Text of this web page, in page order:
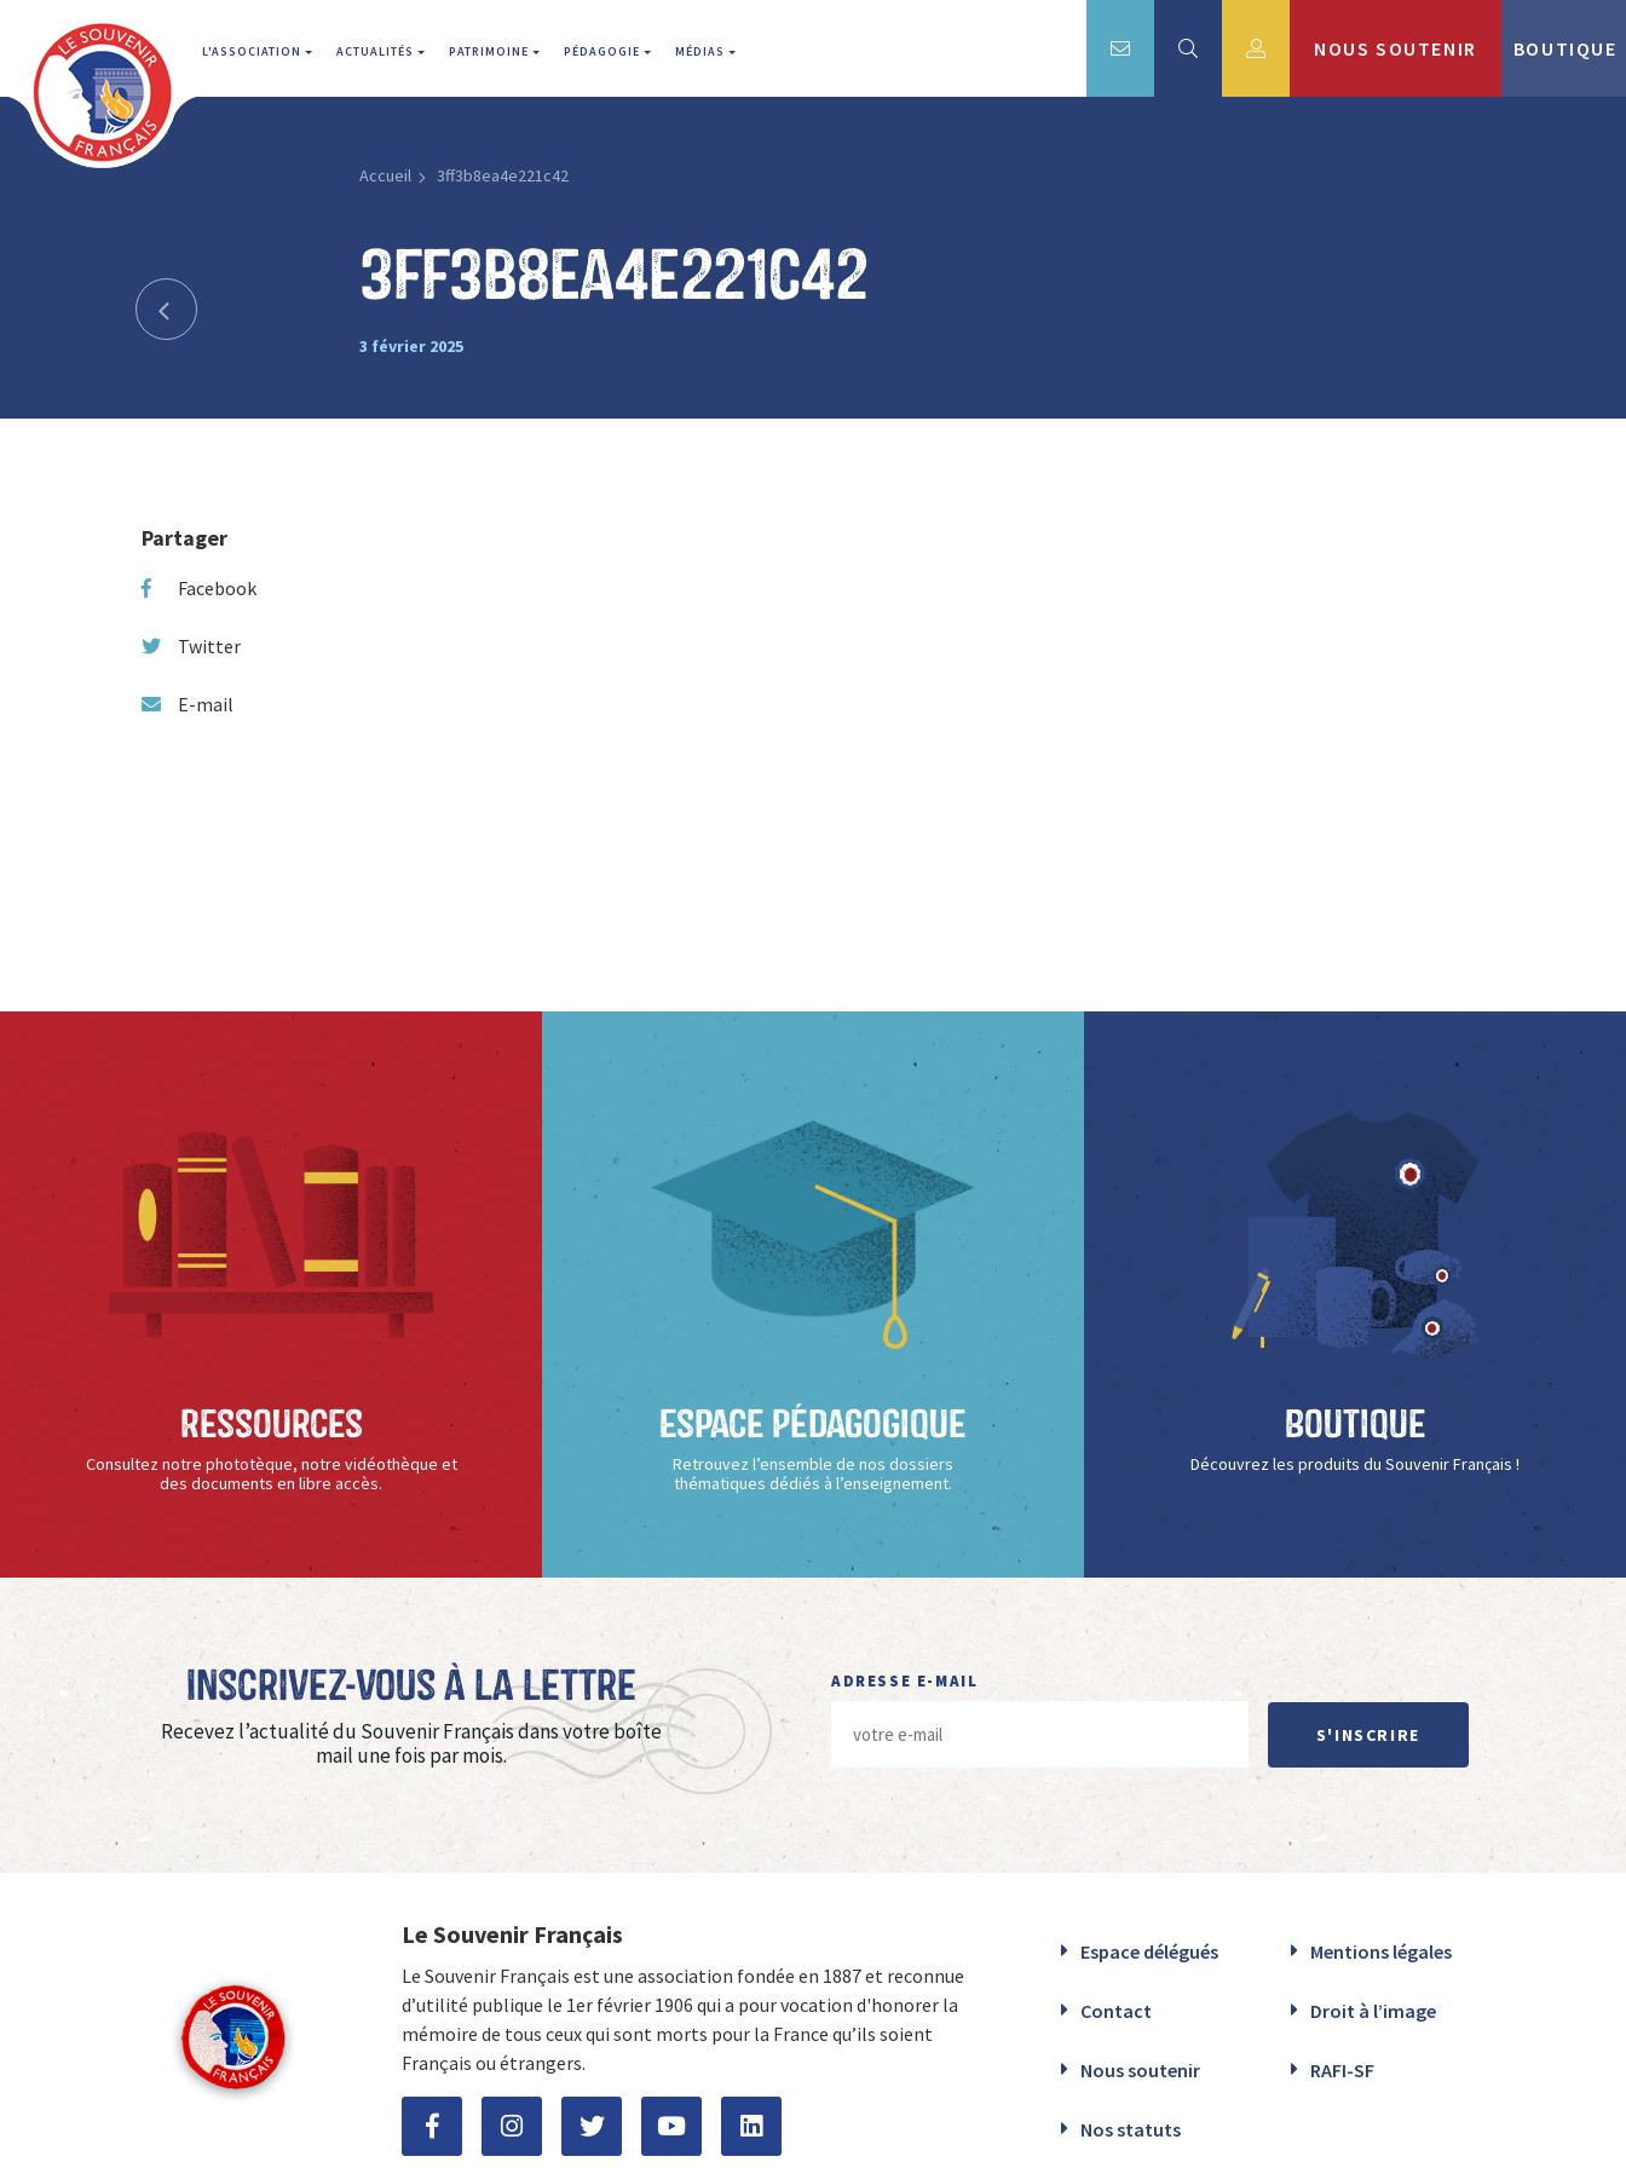
L'ASSOCIATION ACTUALITÉS PATRIMOINE PÉDAGOGIE MÉDIAS NOUS SOUTENIR BOUTIQUE
Accueil 3ff3b8ea4e221c42
3ff3b8ea4e221c42
3 février 2025
Partager
Facebook
Twitter
E-mail
Ressources
Consultez notre phototèque, notre vidéothèque et
des documents en libre accès.
Espace Pédagogique
Retrouvez l’ensemble de nos dossiers
thématiques dédiés à l’enseignement.
Boutique
Découvrez les produits du Souvenir Français !
Inscrivez-vous à La Lettre
Recevez l’actualité du Souvenir Français dans votre boîte
mail une fois par mois.
ADRESSE E-MAIL
S'INSCRIRE
Le Souvenir Français
Le Souvenir Français est une association fondée en 1887 et reconnue
d’utilité publique le 1er février 1906 qui a pour vocation d'honorer la
mémoire de tous ceux qui sont morts pour la France qu’ils soient
Français ou étrangers.
Espace délégués Mentions légales
Contact Droit à l’image
Nous soutenir RAFI-SF
Nos statuts